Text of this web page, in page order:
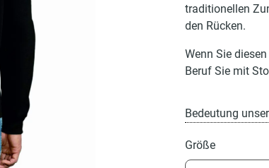
traditionellen
den Rücken.
Wenn Sie
Beruf Sie mit
Bedeutung
Größe